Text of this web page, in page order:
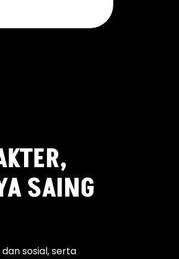
SAING
sosial, serta